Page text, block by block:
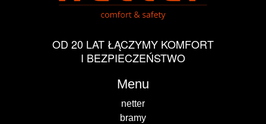
OD 20 LAT ŁĄCZYMY KOMFORT
I BEZPIECZEŃSTWO
Menu
netter
bramy